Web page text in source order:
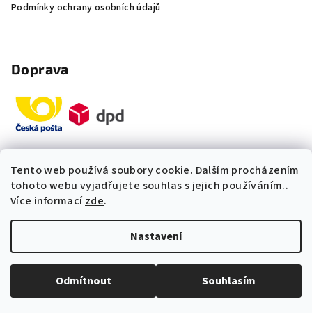
Tento web používá soubory cookie. Dalším procházením
tohoto webu vyjadřujete souhlas s jejich používáním..
Více informacízde.
Nastavení
Odmítnout Souhlasím
Podmínky ochrany osobních údajů
Doprava
Platby
Upravit nastavení cookies
Vytvořil Shoptet Premium
„Odpovídáme okamžitě. S čím
vám můžeme pomoci?“